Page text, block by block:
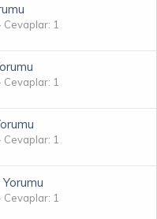
Cevaplar: 1
Cevaplar: 1
Cevaplar: 1
Cevaplar: 1